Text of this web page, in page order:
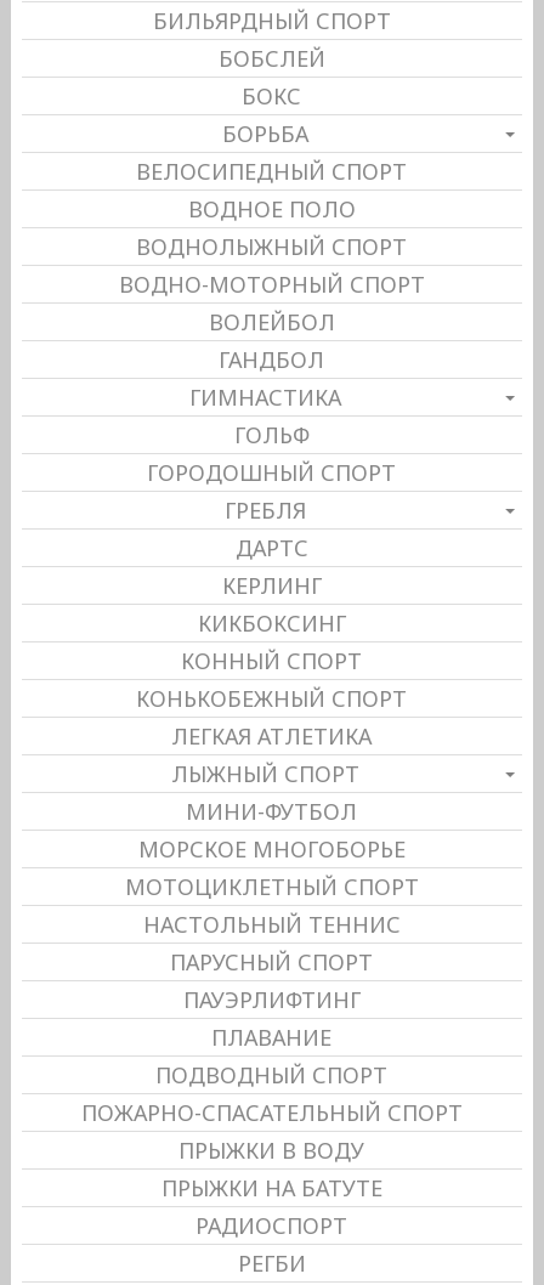
БИЛЬЯРДНЫЙ СПОРТ
БОБСЛЕЙ
БОКС
БОРЬБА
ВЕЛОСИПЕДНЫЙ СПОРТ
ВОДНОЕ ПОЛО
ВОДНОЛЫЖНЫЙ СПОРТ
ВОДНО-МОТОРНЫЙ СПОРТ
ВОЛЕЙБОЛ
ГАНДБОЛ
ГИМНАСТИКА
ГОЛЬФ
ГОРОДОШНЫЙ СПОРТ
ГРЕБЛЯ
ДАРТС
КЕРЛИНГ
КИКБОКСИНГ
КОННЫЙ СПОРТ
КОНЬКОБЕЖНЫЙ СПОРТ
ЛЕГКАЯ АТЛЕТИКА
ЛЫЖНЫЙ СПОРТ
МИНИ-ФУТБОЛ
МОРСКОЕ МНОГОБОРЬЕ
МОТОЦИКЛЕТНЫЙ СПОРТ
НАСТОЛЬНЫЙ ТЕННИС
ПАРУСНЫЙ СПОРТ
ПАУЭРЛИФТИНГ
ПЛАВАНИЕ
ПОДВОДНЫЙ СПОРТ
ПОЖАРНО-СПАСАТЕЛЬНЫЙ СПОРТ
ПРЫЖКИ В ВОДУ
ПРЫЖКИ НА БАТУТЕ
РАДИОСПОРТ
РЕГБИ